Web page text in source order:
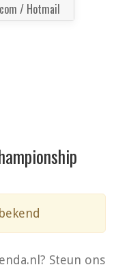
/ Hotmail
Steun ons